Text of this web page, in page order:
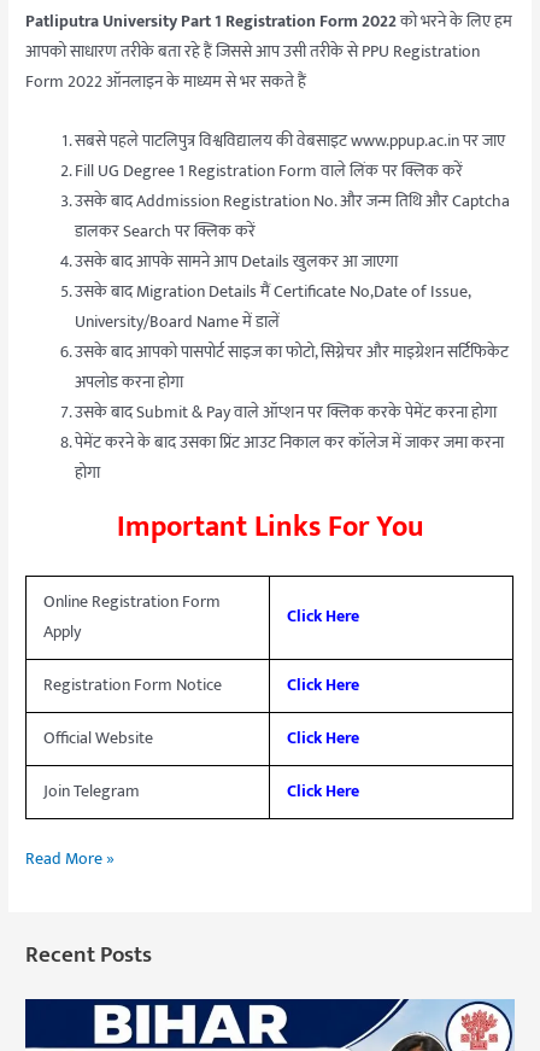
Patliputra University Part 1 Registration Form 2022को भरने के लिए हम
आपको साधारण तरीके बता रहे हैं जिससे आप उसी तरीके से PPU Registration
Form 2022 ऑनलाइन के माध्यम से भर सकते हैं
सबसे पहले पाटलिपुत्र विश्वविद्यालय की वेबसाइट www.ppup.ac.in पर जाए
Fill UG Degree 1 Registration Form वाले लिंक पर क्लिक करें
उसके बाद Addmission Registration No. और जन्म तिथि और Captcha
डालकर Search पर क्लिक करें
उसके बाद आपके सामने आप Details खुलकर आ जाएगा
उसके बाद Migration Details मैं Certificate No,Date of Issue,
University/Board Name में डालें
उसके बाद आपको पासपोर्ट साइज का फोटो, सिग्नेचर और माइग्रेशन सर्टिफिकेट
अपलोड करना होगा
उसके बाद Submit & Pay वाले ऑप्शन पर क्लिक करके पेमेंट करना होगा
पेमेंट करने के बाद उसका प्रिंट आउट निकाल कर कॉलेज में जाकर जमा करना
होगा
Important Links For You
Online Registration Form
Apply
Click Here
Registration Form Notice
Click Here
Official Website
Click Here
Join Telegram
Click Here
Read More »
Recent Posts